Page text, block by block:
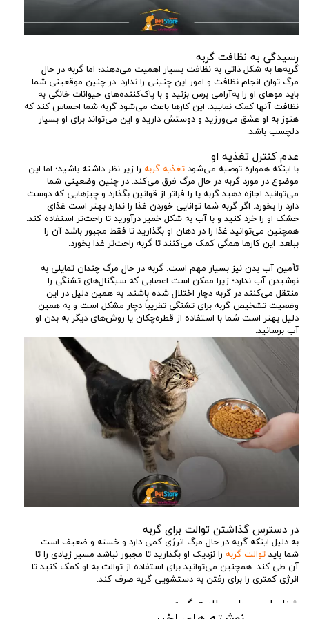
رسیدگی به نظافت گربه
گربه‌ها به شکل ذاتی به نظافت بسیار اهمیت می‌دهند؛ اما گربه در حال
مرگ توان انجام نظافت و امور این چنینی را ندارد. در چنین موقعیتی شما
باید موهای او را به‌آرامی برس بزنید و با پاک‌کننده‌های حیوانات خانگی به
نظافت آنها کمک نمایید. این کارها باعث می‌شود گربه شما احساس کند که
هنوز به او عشق می‌ورزید و دوستش دارید و این می‌تواند برای او بسیار
دلچسب باشد.
عدم کنترل تغذیه او
با اینکه همواره توصیه می‌شود تغذیه گربه را زیر نظر داشته باشید؛ اما این
موضوع در مورد گربه در حال مرگ فرق می‌کند. در چنین وضعیتی شما
می‌توانید اجازه دهید گربه پا را فراتر از قوانین بگذارد و چیزهایی که دوست
دارد را بخورد. اگر گربه شما توانایی خوردن غذا را ندارد بهتر است غذای
خشک او را خرد کنید و با آب به شکل خمیر درآورید تا راحت‌تر استفاده کند.
همچنین می‌توانید غذا را در دهان او بگذارید تا فقط مجبور باشد آن را
ببلعد. این کارها همگی کمک می‌کنند تا گربه راحت‌تر غذا بخورد.
تأمین آب بدن نیز بسیار مهم است. گربه در حال مرگ چندان تمایلی به
نوشیدن آب ندارد؛ زیرا ممکن است اعصابی که سیگنال‌های تشنگی را
منتقل می‌کنند در گربه دچار اختلال شده باشند. به همین دلیل در این
وضعیت تشخیص گربه برای تشنگی تقریباً دچار مشکل است و به همین
دلیل بهتر است شما با استفاده از قطره‌چکان یا روش‌های دیگر به بدن او
آب برسانید.
در دسترس گذاشتن توالت برای گربه
به دلیل اینکه گربه در حال مرگ انرژی کمی دارد و خسته و ضعیف است
شما باید توالت گربه را نزدیک او بگذارید تا مجبور نباشد مسیر زیادی را تا
آن طی کند. همچنین می‌توانید برای استفاده از توالت به او کمک کنید تا
انرژی کمتری را برای رفتن به دستشویی گربه صرف کند.
شناسایی سطح سلامت گربه